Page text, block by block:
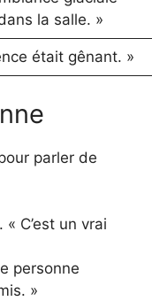
la salle. »
était gênant. »
parler de
C’est un vrai
personne
»